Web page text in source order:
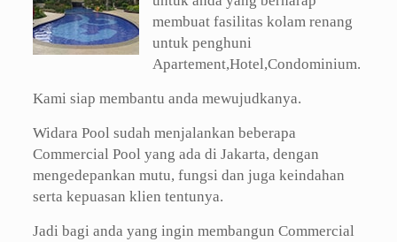
membuat fasilitas kolam renang
untuk penghuni
Apartement,Hotel,Condominium.
Kami siap membantu anda mewujudkanya.
Widara Pool sudah menjalankan beberapa
Commercial Pool yang ada di Jakarta, dengan
mengedepankan mutu, fungsi dan juga keindahan
serta kepuasan klien tentunya.
Jadi bagi anda yang ingin membangun Commercial